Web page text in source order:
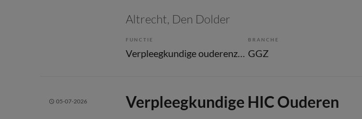
Altrecht, Den Dolder
FUNCTIE
Verpleegkundige ouderenzorg
BRANCHE
GGZ
05-07-2026 Verpleegkundige HIC Ouderen